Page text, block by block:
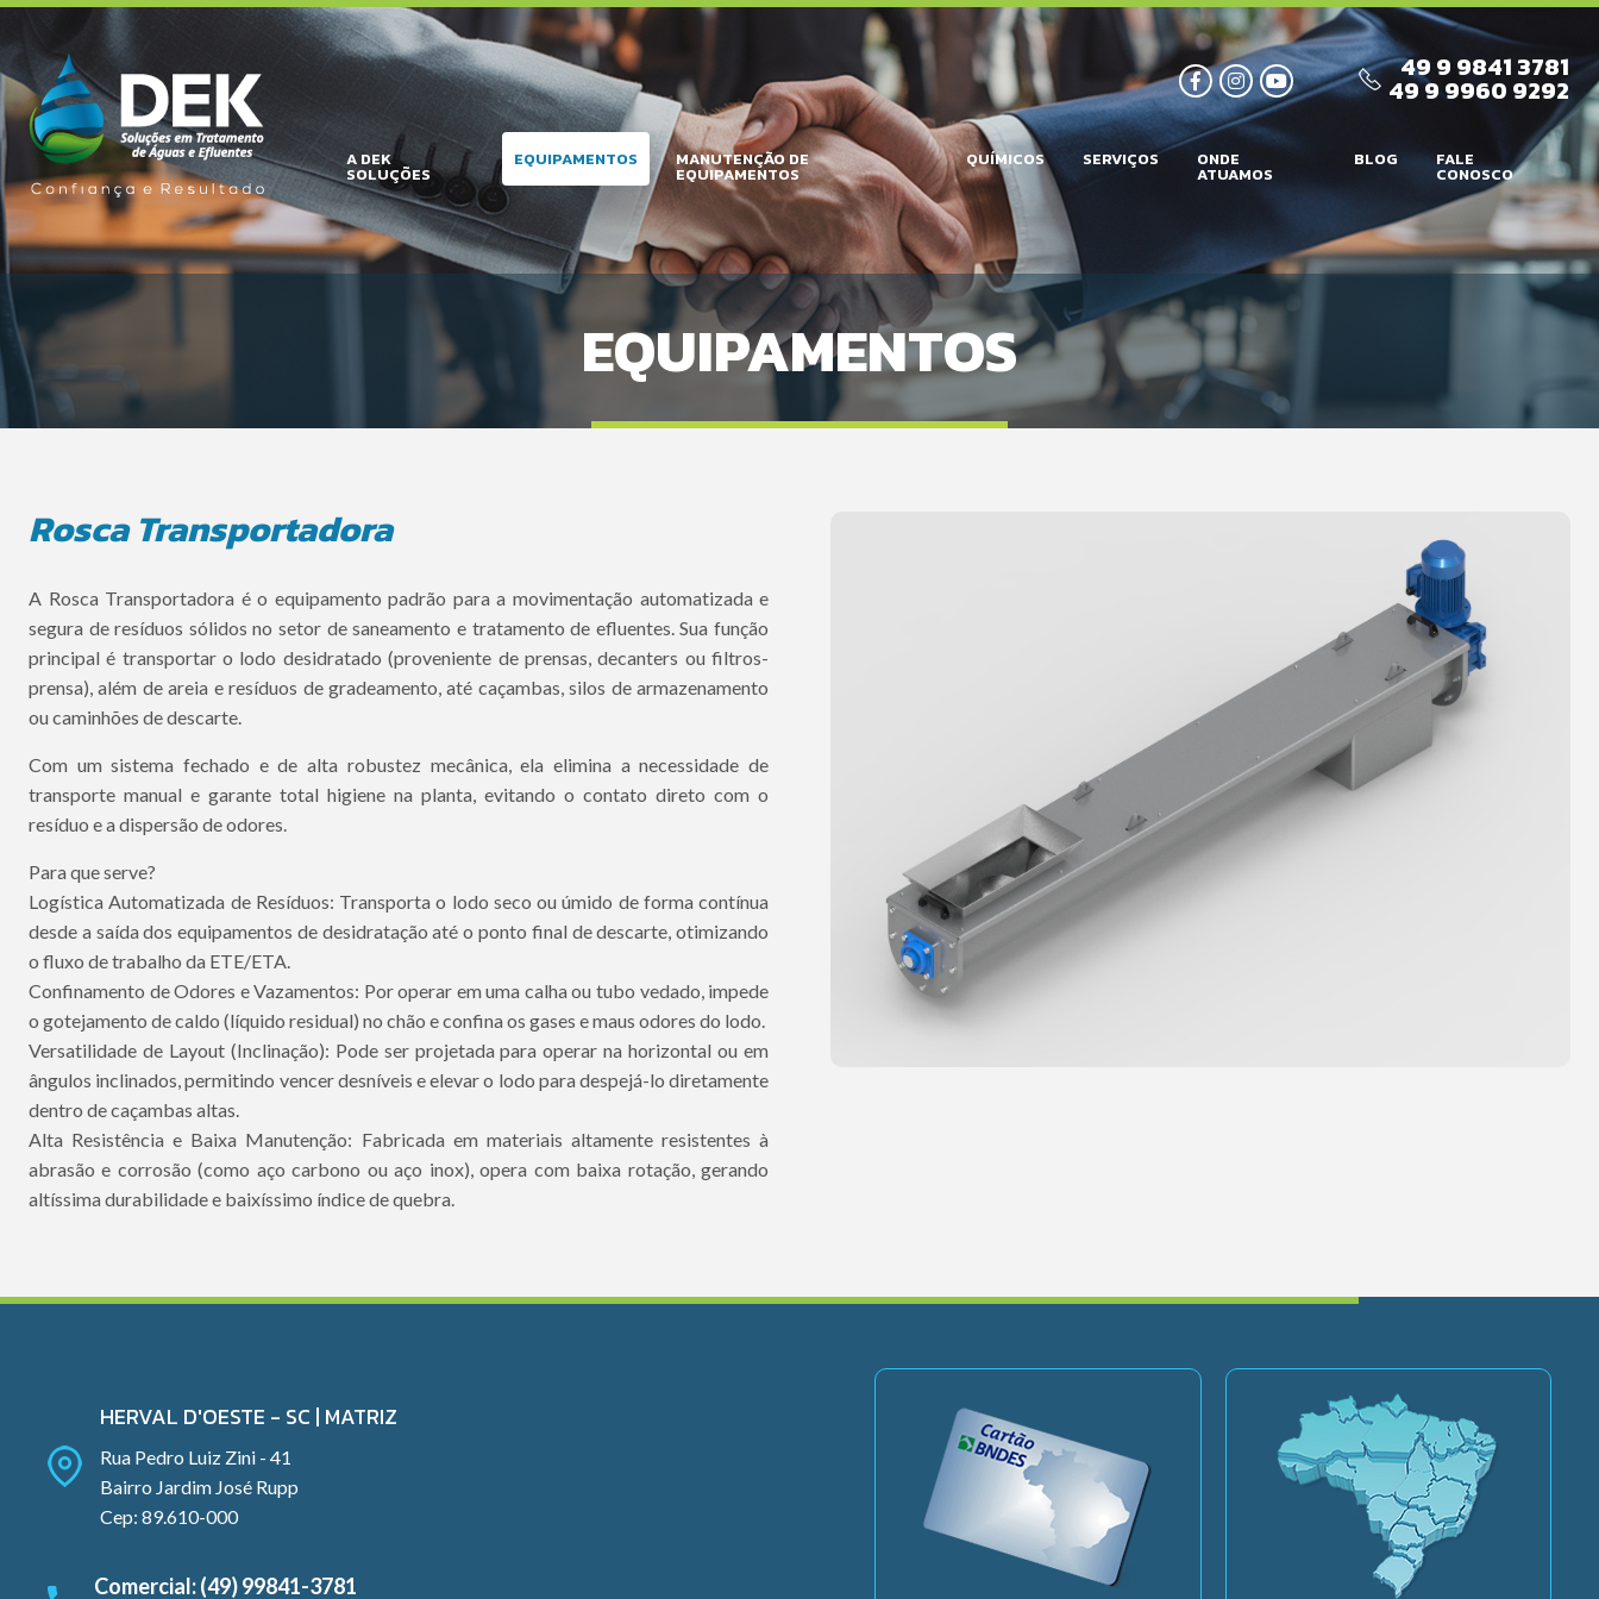
49 9 9841 3781
49 9 9960 9292
A DEK
SOLUÇÕES
EQUIPAMENTOS MANUTENÇÃO DE
EQUIPAMENTOS
QUÍMICOS SERVIÇOS ONDE
ATUAMOS
BLOG FALE
CONOSCO
EQUIPAMENTOS
Rosca Transportadora
A Rosca Transportadora é o equipamento padrão para a movimentação automatizada e
segura de resíduos sólidos no setor de saneamento e tratamento de efluentes. Sua função
principal é transportar o lodo desidratado (proveniente de prensas, decanters ou filtros-
prensa), além de areia e resíduos de gradeamento, até caçambas, silos de armazenamento
ou caminhões de descarte.
Com um sistema fechado e de alta robustez mecânica, ela elimina a necessidade de
transporte manual e garante total higiene na planta, evitando o contato direto com o
resíduo e a dispersão de odores.
Para que serve?
Logística Automatizada de Resíduos: Transporta o lodo seco ou úmido de forma contínua
desde a saída dos equipamentos de desidratação até o ponto final de descarte, otimizando
o fluxo de trabalho da ETE/ETA.
Confinamento de Odores e Vazamentos: Por operar em uma calha ou tubo vedado, impede
o gotejamento de caldo (líquido residual) no chão e confina os gases e maus odores do lodo.
Versatilidade de Layout (Inclinação): Pode ser projetada para operar na horizontal ou em
ângulos inclinados, permitindo vencer desníveis e elevar o lodo para despejá-lo diretamente
dentro de caçambas altas.
Alta Resistência e Baixa Manutenção: Fabricada em materiais altamente resistentes à
abrasão e corrosão (como aço carbono ou aço inox), opera com baixa rotação, gerando
altíssima durabilidade e baixíssimo índice de quebra.
HERVAL D'OESTE - SC | MATRIZ
Rua Pedro Luiz Zini - 41
Bairro Jardim José Rupp
Cep: 89.610-000
Comercial: (49) 99841-3781